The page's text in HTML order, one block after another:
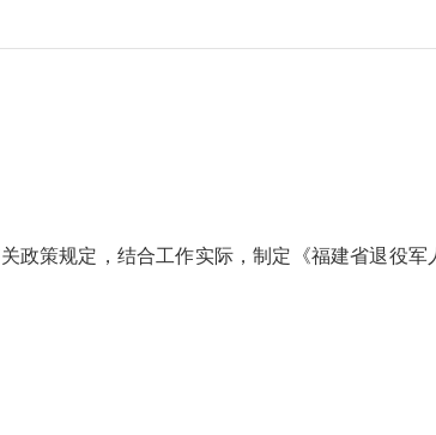
策规定，结合工作实际，制定《福建省退役军